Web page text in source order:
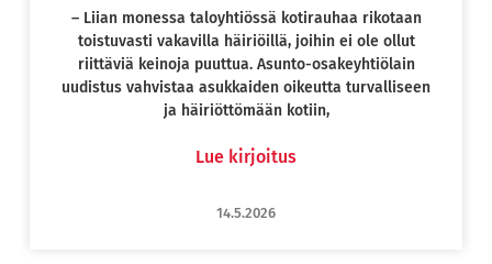
– Liian monessa taloyhtiössä kotirauhaa rikotaan
toistuvasti vakavilla häiriöillä, joihin ei ole ollut
riittäviä keinoja puuttua. Asunto-osakeyhtiölain
uudistus vahvistaa asukkaiden oikeutta turvalliseen
ja häiriöttömään kotiin,
Lue kirjoitus
14.5.2026